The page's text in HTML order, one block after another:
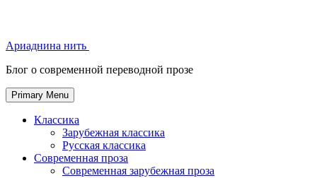
Ариаднина нить
Блог о современной переводной прозе
Primary Menu
Классика
Зарубежная классика
Русская классика
Современная проза
Современная зарубежная проза